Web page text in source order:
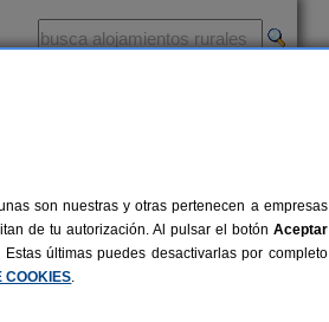
son nuestras y otras pertenecen a empresas
de tu autorización. Al pulsar el botón Aceptar
últimas puedes desactivarlas por completo
COOKIES.